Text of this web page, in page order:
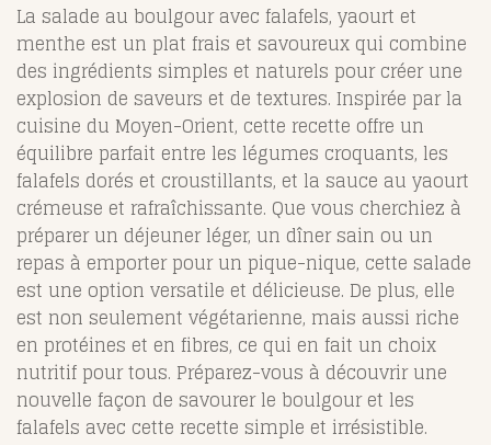
La salade au boulgour avec falafels, yaourt et
menthe est un plat frais et savoureux qui combine
des ingrédients simples et naturels pour créer une
explosion de saveurs et de textures. Inspirée par la
cuisine du Moyen-Orient, cette recette offre un
équilibre parfait entre les légumes croquants, les
falafels dorés et croustillants, et la sauce au yaourt
crémeuse et rafraîchissante. Que vous cherchiez à
préparer un déjeuner léger, un dîner sain ou un
repas à emporter pour un pique-nique, cette salade
est une option versatile et délicieuse. De plus, elle
est non seulement végétarienne, mais aussi riche
en protéines et en fibres, ce qui en fait un choix
nutritif pour tous. Préparez-vous à découvrir une
nouvelle façon de savourer le boulgour et les
falafels avec cette recette simple et irrésistible.